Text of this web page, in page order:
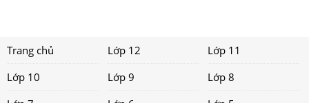
Trang chủ Lớp 12
Lớp 11
Lớp 10
Lớp 9
Lớp 8